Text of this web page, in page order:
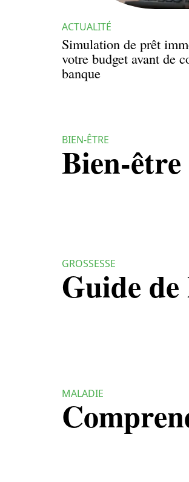
ACTUALITÉ
Simulation de prêt
votre budget avant de
banque
BIEN-ÊTRE
Bien-
GROSSESSE
Guide de
MALADIE